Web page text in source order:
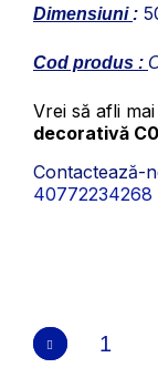
Dimensiuni :
Cod produs :
Vrei să afli
decorativă
Contactează-
40772234268